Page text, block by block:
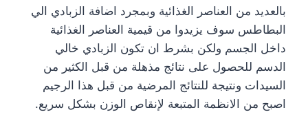
بالعديد من العناصر الغذائية وبمجرد اضافة الزبادي الي
البطاطس سوف يزيدوا من قيمية العناصر الغذائية
داخل الجسم ولكن بشرط ان تكون الزبادي خالي
الدسم للحصول على نتائج مذهلة من قبل الكثير من
السيدات ونتيجة للنتائج المرضية من قبل هذا الرجيم
اصبح من الانظمة المتبعة لإنقاص الوزن بشكل سريع.